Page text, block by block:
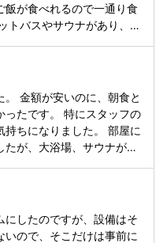
飯が食べれるので一通り食
トバスやサウナがあり、清
トの数も机の箇所に1つ
ば嬉しいかなと。
金額が安いのに、朝食と
ったです。 特にスタッフの
ちになりました。 部屋に
が、大浴場、サウナがあ
ればより良かったかな。
ば是非また利用したいで
にしたのですが、設備はそ
ので、そこだけは事前に